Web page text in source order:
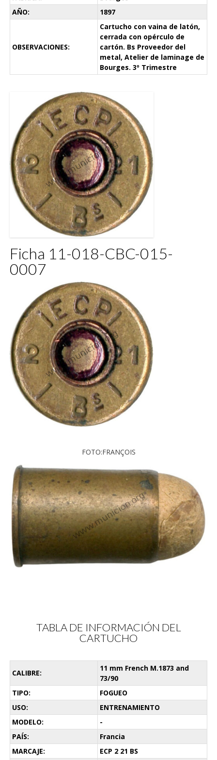
AÑO:
1897
OBSERVACIONES:
Cartucho con vaina de latón,
cerrada con opérculo de
cartón. Bs Proveedor del
metal, Atelier de laminage de
Bourges. 3º Trimestre
Ficha 11-018-CBC-015-
0007
FOTO:FRANÇOIS
TABLA DE INFORMACIÓN DEL
CARTUCHO
CALIBRE:
11 mm French M.1873 and
73/90
TIPO:
FOGUEO
USO:
ENTRENAMIENTO
MODELO:
-
PAÍS:
Francia
MARCAJE:
ECP 2 21 BS